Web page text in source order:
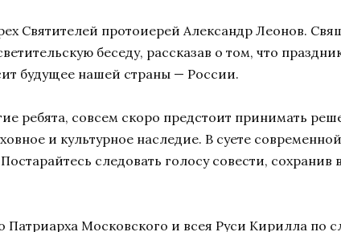
Святителей протоиерей Александр Леонов.
беседу, рассказав о том, что
будущее нашей страны — России.
ребята, совсем скоро предстоит принимать
и культурное наследие. В суете
следовать голосу совести, сохранив
Московского и всея Руси Кирилла по